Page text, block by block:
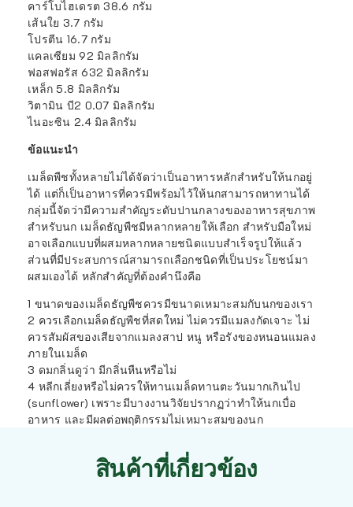
คาร์โบไฮเดรต 38.6 กรัม
เส้นใย 3.7 กรัม
โปรตีน 16.7 กรัม
แคลเซียม 92 มิลลิกรัม
ฟอสฟอรัส 632 มิลลิกรัม
เหล็ก 5.8 มิลลิกรัม
วิตามิน บี2 0.07 มิลลิกรัม
ไนอะซิน 2.4 มิลลิกรัม
ข้อแนะนำ
เมล็ดพืชทั้งหลายไม่ได้จัดว่าเป็นอาหารหลักสำหรับให้นกอยู่
ได้ แต่ก็เป็นอาหารที่ควรมีพร้อมไว้ให้นกสามารถหาทานได้
กลุ่มนี้จัดว่ามีความสำคัญระดับปานกลางของอาหารสุขภาพ
สำหรับนก เมล็ดธัญพืชมีหลากหลายให้เลือก สำหรับมือใหม่
อาจเลือกแบบที่ผสมหลากหลายชนิดแบบสำเร็จรูปให้แล้ว
ส่วนที่มีประสบการณ์สามารถเลือกชนิดที่เป็นประโยชน์มา
ผสมเองได้ หลักสำคัญที่ต้องคำนึงคือ
1 ขนาดของเมล็ดธัญพืชควรมีขนาดเหมาะสมกับนกของเรา
2 ควรเลือกเมล็ดธัญพืชที่สดใหม่ ไม่ควรมีแมลงกัดเจาะ ไม่
ควรสัมผัสของเสียจากแมลงสาป หนู หรือรังของหนอนแมลง
ภายในเมล็ด
3 ดมกลิ่นดูว่า มีกลิ่นหืนหรือไม่
4 หลีกเลี่ยงหรือไม่ควรให้ทานเมล็ดทานตะวันมากเกินไป
(sunflower) เพราะมีบางงานวิจัยปรากฏว่าทำให้นกเบื่อ
อาหาร และมีผลต่อพฤติกรรมไม่เหมาะสมของนก
สินค้าที่เกี่ยวข้อง